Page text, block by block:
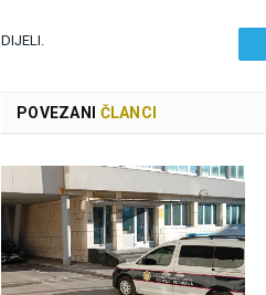
DIJELI.
POVEZANI ČLANCI